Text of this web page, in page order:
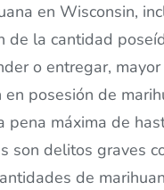
en Wisconsin,
de la cantidad
o entregar,
posesión de
máxima de
son delitos graves
de